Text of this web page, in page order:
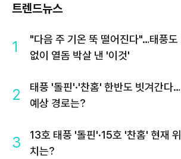
트렌드뉴스
1
"다음 주 기온 뚝 떨어진다"…태풍도
없이 열돔 박살 낸 '이것'
2
태풍 '돌핀'·'찬홈' 한반도 빗겨간다…
예상 경로는?
3
13호 태풍 '돌핀'·15호 '찬홈' 현재 위
치는?